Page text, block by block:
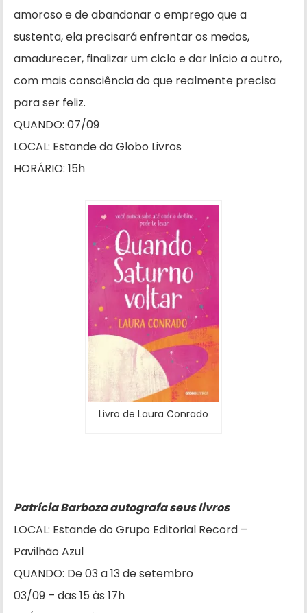
amoroso e de abandonar o emprego que a
sustenta, ela precisará enfrentar os medos,
amadurecer, finalizar um ciclo e dar início a outro,
com mais consciência do que realmente precisa
para ser feliz.
QUANDO: 07/09
LOCAL: Estande da Globo Livros
HORÁRIO: 15h
Livro de Laura Conrado
Patrícia Barboza autografa seus livros
LOCAL: Estande do Grupo Editorial Record –
Pavilhão Azul
QUANDO: De 03 a 13 de setembro
03/09 – das 15 às 17h